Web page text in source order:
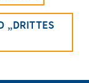
„DRITTES